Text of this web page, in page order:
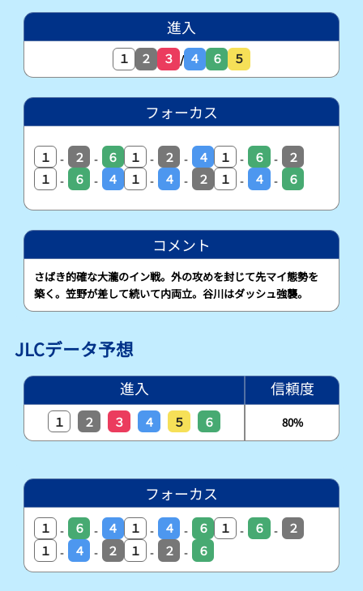
進入
１ ２ ３ / ４ ６ ５
フォーカス
１ - ２ - ６ １ - ２ - ４ １ - ６ -
２
１
- ６ - ４ １ - ４ - ２ １ - ４ - ６
コメント
さばき的確な大瀧のイン戦。外の攻めを封じて先マイ態勢を
築く。笠野が差して続いて内両立。谷川はダッシュ強襲。
JLCデータ予想
進入 信頼度
１ ２ ３ ４ ５ ６ 80%
フォーカス
１ - ６ - ４ １ - ４ - ６ １ - ６ -
２
１
- ４ - ２ １ - ２ - ６